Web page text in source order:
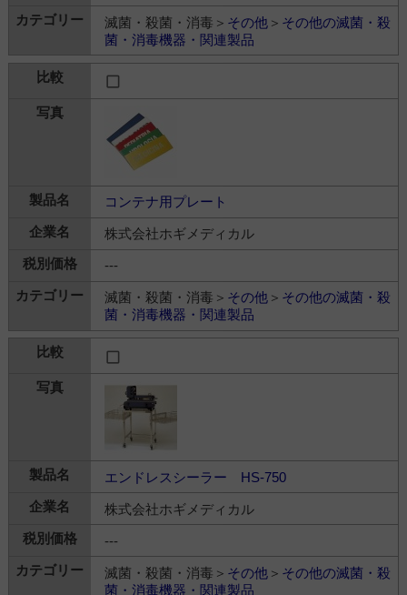
滅菌・殺菌・消毒＞ その他＞ その他の滅菌・殺
菌・消毒機器・関連製品
コンテナ用プレート
株式会社ホギメディカル
---
滅菌・殺菌・消毒＞ その他＞ その他の滅菌・殺
菌・消毒機器・関連製品
エンドレスシーラー HS-750
株式会社ホギメディカル
---
滅菌・殺菌・消毒＞ その他＞ その他の滅菌・殺
菌・消毒機器・関連製品